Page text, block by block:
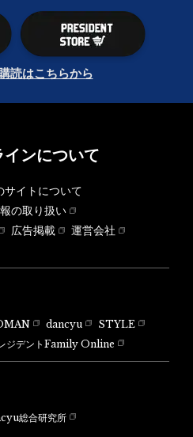
読はこちらから
ンについて
サイトについて
の取り扱い
広告掲載
運営会社
dancyu
STYLE
ジデントFamily Online
総合研究所